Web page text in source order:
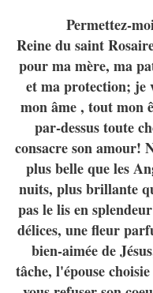
Permettez-
Reine du saint
pour ma mère, ma
et ma protection; je
mon âme , tout mon
par-dessus toute
consacre son amour!
plus belle que les
nuits, plus brillante
pas le lis en
délices, une fleur
bien-aimée de
tâche, l'épouse